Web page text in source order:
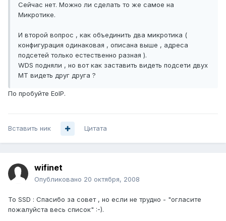
Сейчас нет. Можно ли сделать то же самое на
Микротике.
И второй вопрос , как объединить два микротика (
конфигурация одинаковая , описана выше , адреса
подсетей только естественно разная ).
WDS подняли , но вот как заставить видеть подсети двух
МТ видеть друг друга ?
По пробуйте EoIP.
Вставить ник Цитата
wifinet
Опубликовано 20 октября, 2008
To SSD : Спасибо за совет , но если не трудно - "огласите
пожалуйста весь список" :-).